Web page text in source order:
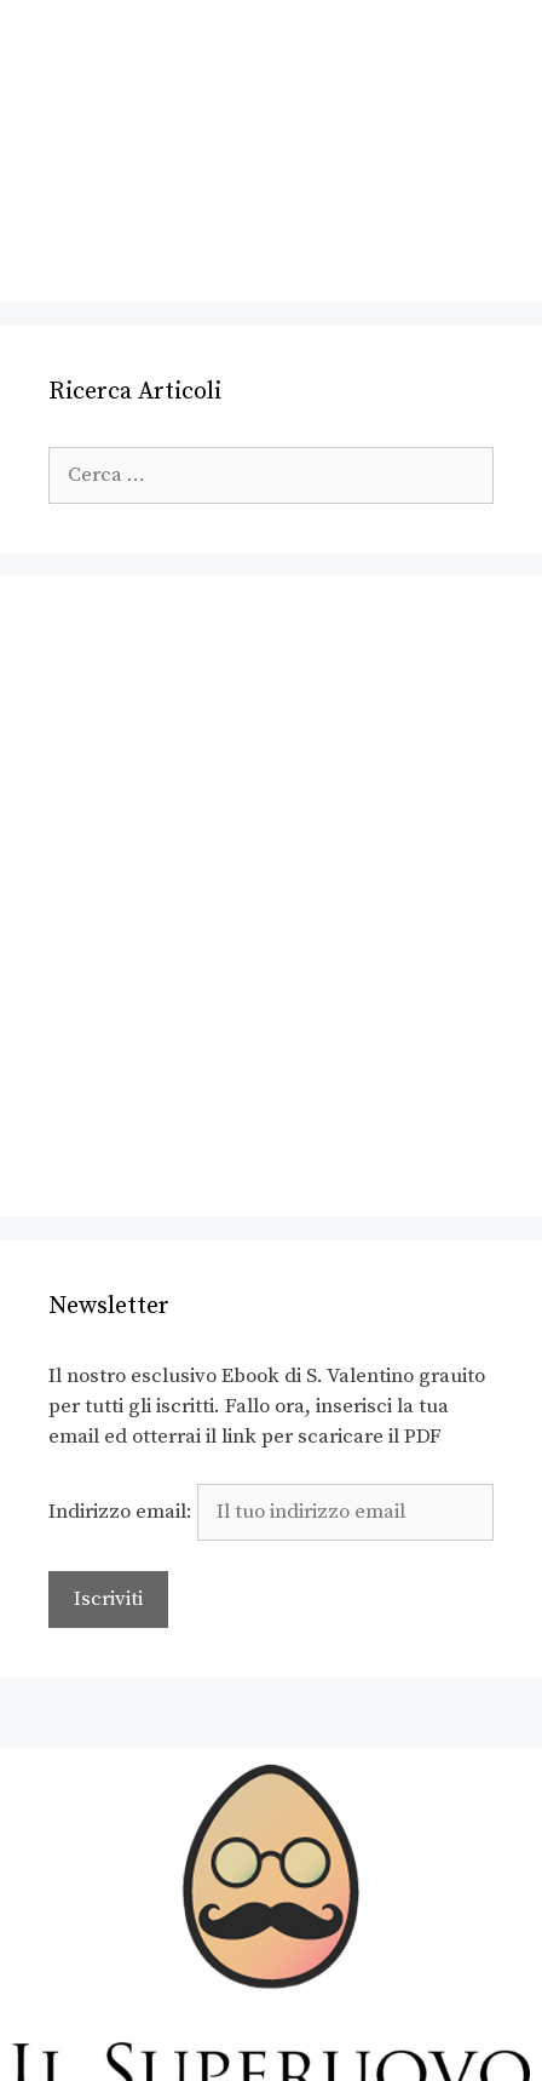
Ricerca Articoli
Newsletter
Il nostro esclusivo Ebook di S. Valentino grauito
per tutti gli iscritti. Fallo ora, inserisci la tua
email ed otterrai il link per scaricare il PDF
Indirizzo email: